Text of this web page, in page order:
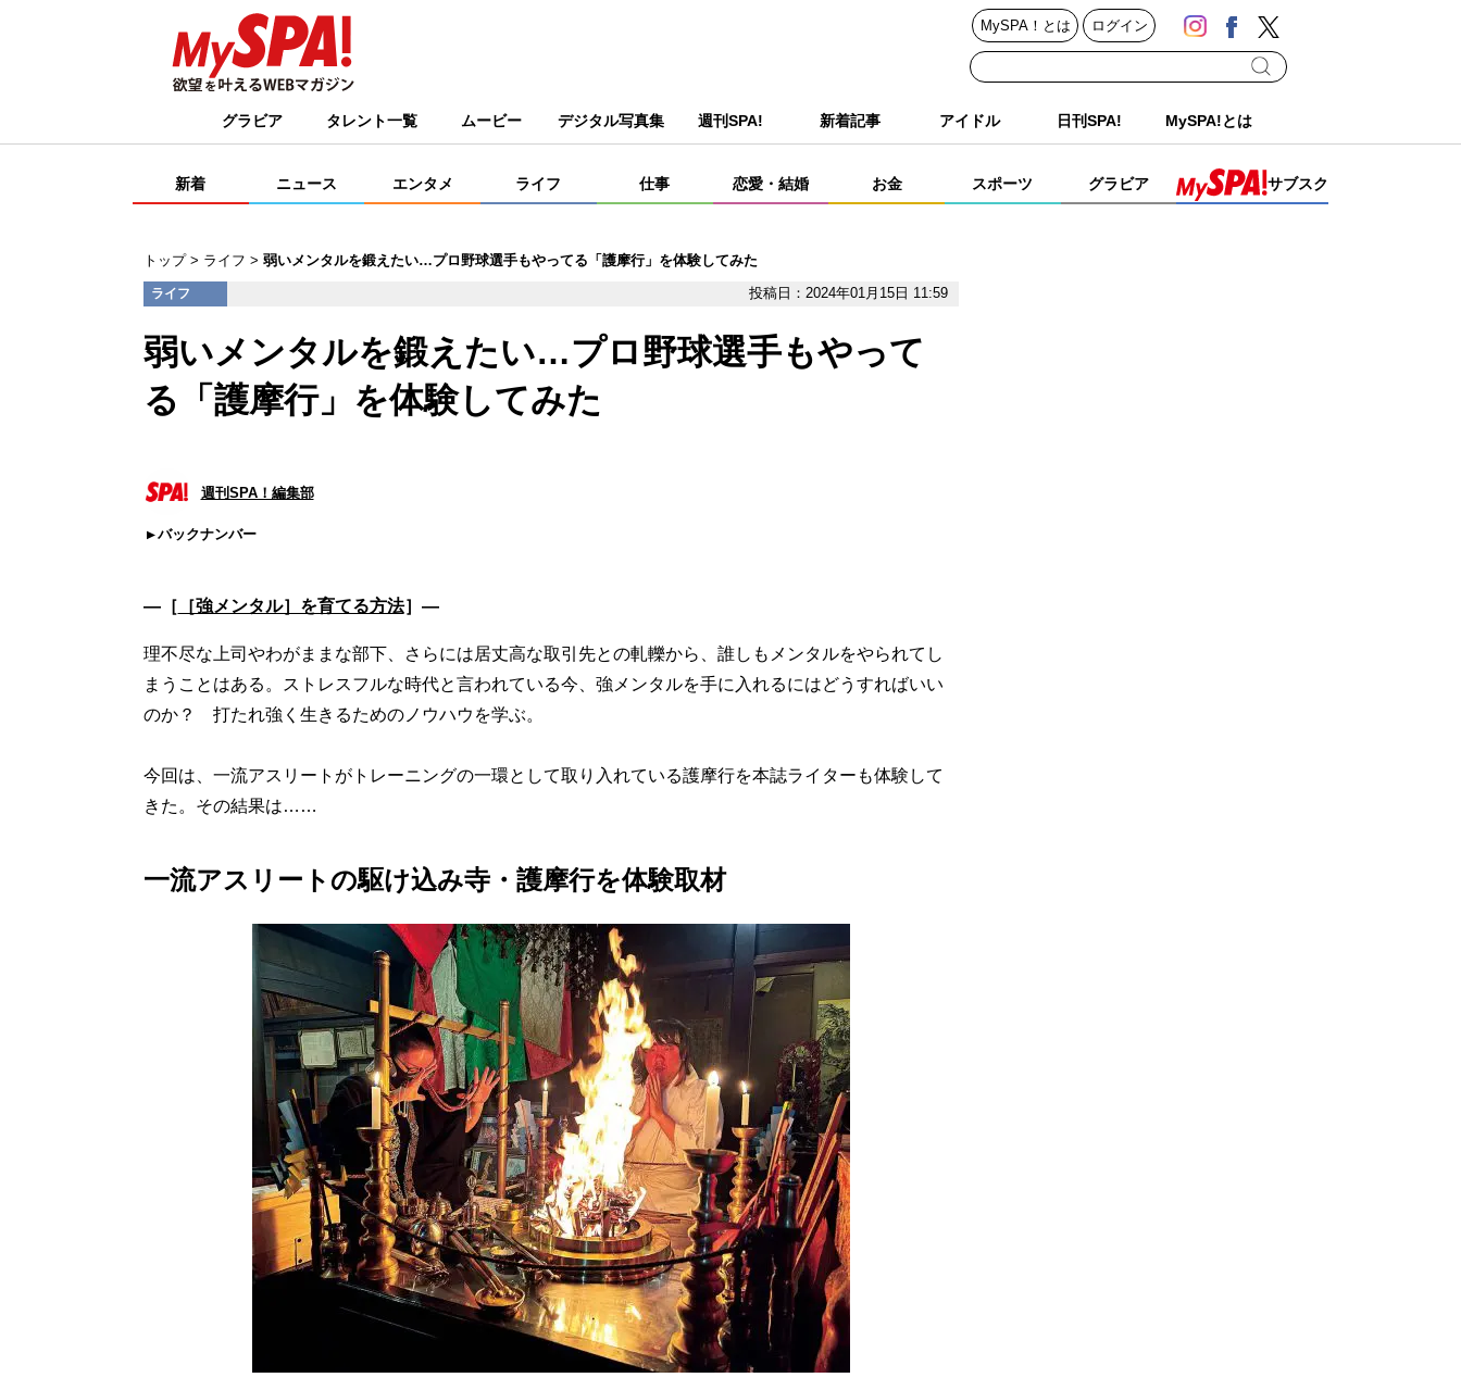
MySPA！とは ログイン
グラビア タレント一覧 ムービー デジタル写真集 週刊SPA! 新着記事 アイドル 日刊SPA! MySPA!とは
新着 ニュース エンタメ ライフ 仕事 恋愛・結婚 お金 スポーツ グラビア サブスク
トップ ライフ 弱いメンタルを鍛えたい…プロ野球選手もやってる「護摩行」を体験してみた
ライフ 投稿日：2024年01月15日 11:59
弱いメンタルを鍛えたい…プロ野球選手もやって
る「護摩行」を体験してみた
週刊SPA！編集部
バックナンバー
―［ ［強メンタル］を育てる方法］―
理不尽な上司やわがままな部下、さらには居丈高な取引先との軋轢から、誰しもメンタルをやられてし
まうことはある。ストレスフルな時代と言われている今、強メンタルを手に入れるにはどうすればいい
のか？ 打たれ強く生きるためのノウハウを学ぶ。
今回は、一流アスリートがトレーニングの一環として取り入れている護摩行を本誌ライターも体験して
きた。その結果は……
一流アスリートの駆け込み寺・護摩行を体験取材